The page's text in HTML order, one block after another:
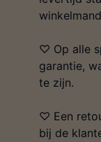
♡ Op alle
garantie,
te zijn.
♡ Een
bij de